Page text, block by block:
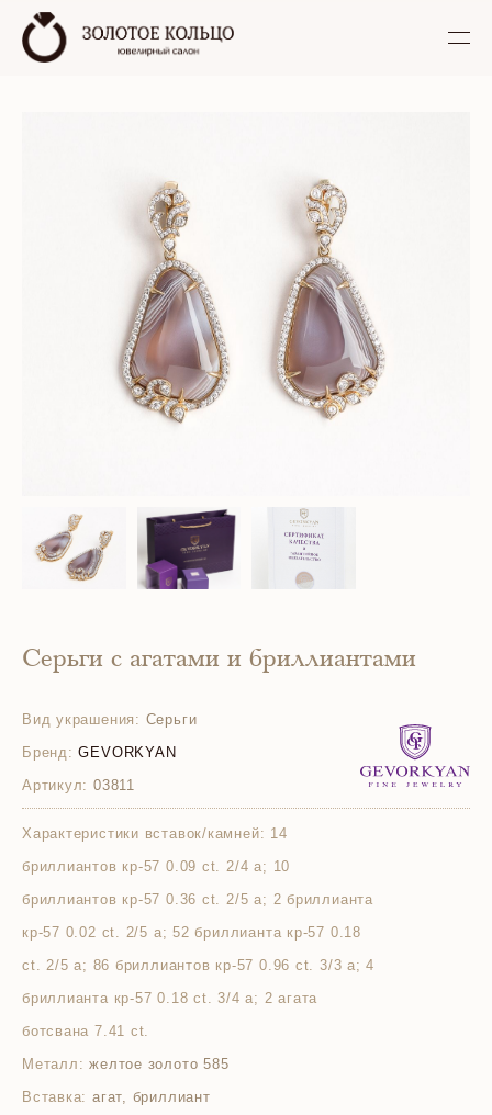
Серьги с агатами и бриллиантами
Вид украшения: Серьги
Бренд: GEVORKYAN
Артикул: 03811
Характеристики вставок/камней: 14
бриллиантов кр-57 0.09 ct. 2/4 а; 10
бриллиантов кр-57 0.36 ct. 2/5 а; 2 бриллианта
кр-57 0.02 ct. 2/5 а; 52 бриллианта кр-57 0.18
ct. 2/5 а; 86 бриллиантов кр-57 0.96 ct. 3/3 а; 4
бриллианта кр-57 0.18 ct. 3/4 а; 2 агата
ботсвана 7.41 ct.
Металл: желтое золото 585
Вставка: агат, бриллиант